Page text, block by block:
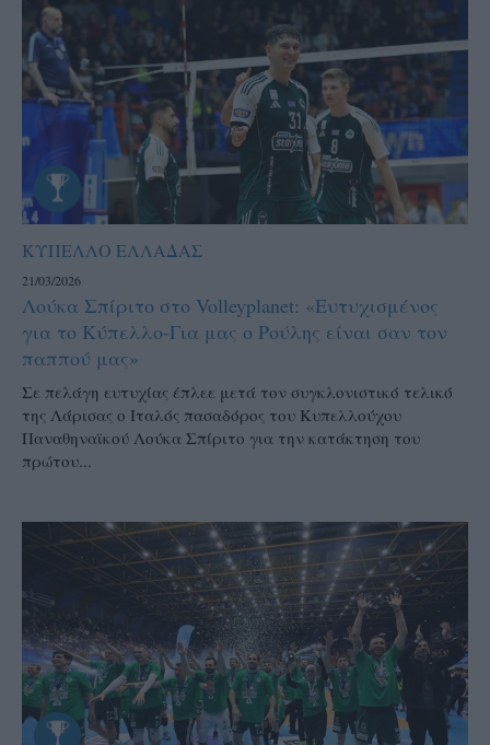
ΚΥΠΕΛΛΟ ΕΛΛΑΔΑΣ
21/03/2026
Λούκα Σπίριτο στο Volleyplanet: «Ευτυχισμένος
για το Κύπελλο-Για μας ο Ρούλης είναι σαν τον
παππού μας»
Σε πελάγη ευτυχίας έπλεε μετά τον συγκλονιστικό τελικό
της Λάρισας ο Ιταλός πασαδόρος του Κυπελλούχου
Παναθηναϊκού Λούκα Σπίριτο για την κατάκτηση του
πρώτου...